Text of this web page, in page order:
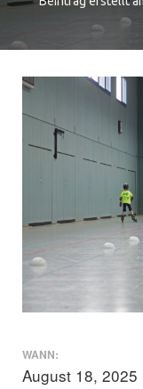
WANN:
August 18,